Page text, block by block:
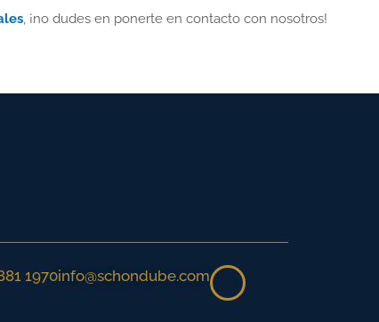
, ¡no dudes en ponerte en contacto con nosotros!
1970info@schondube.com